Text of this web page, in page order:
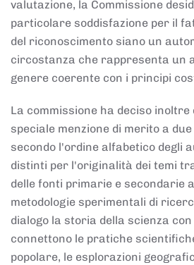
valutazione, la Commissione
particolare soddisfazione per il
del riconoscimento siano un
circostanza che rappresenta un
genere coerente con i principi
La commissione ha deciso
speciale menzione di merito a
secondo l'ordine alfabetico degli
distinti per l'originalità dei temi
delle fonti primarie e secondarie
metodologie sperimentali di
dialogo la storia della scienza
connettono le pratiche
popolare, le esplorazioni